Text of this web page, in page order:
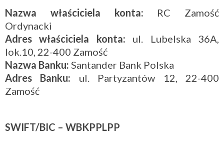
Nazwa właściciela konta: RC Zamość
Ordynacki
Adres właściciela konta: ul. Lubelska 36A,
lok.10, 22-400 Zamość
Nazwa Banku: Santander Bank Polska
Adres Banku: ul. Partyzantów 12, 22-400
Zamość
SWIFT/BIC – WBKPPLPP